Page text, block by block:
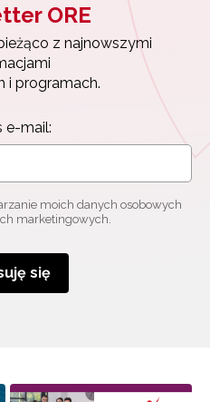
ORE
z najnowszymi
i programach.
e-mail:
moich danych osobowych
marketingowych.
się
moich danych
marketingowych.